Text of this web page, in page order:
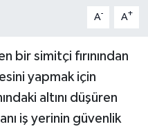
A- A+
bir simitçi fırınından
yapmak için
altını düşüren
iş yerinin güvenlik